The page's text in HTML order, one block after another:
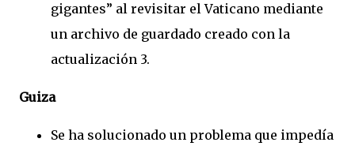
gigantes” al revisitar el Vaticano mediante
un archivo de guardado creado con la
actualización 3.
Guiza
Se ha solucionado un problema que impedía